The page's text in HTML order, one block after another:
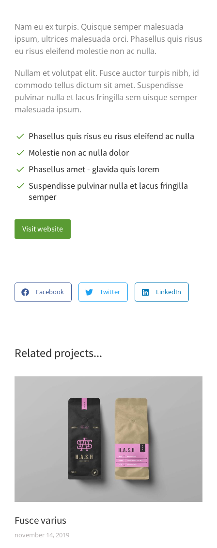
Nam eu ex turpis. Quisque semper malesuada
ipsum, ultrices malesuada orci. Phasellus quis risus
eu risus eleifend molestie non ac nulla.
Nullam et volutpat elit. Fusce auctor turpis nibh, id
commodo tellus dictum sit amet. Suspendisse
pulvinar nulla et lacus fringilla sem uisque semper
malesuada ipsum.
Phasellus quis risus eu risus eleifend ac nulla
Molestie non ac nulla dolor
Phasellus amet - glavida quis lorem
Suspendisse pulvinar nulla et lacus fringilla
semper
Visit website
Facebook Twitter LinkedIn
Related projects...
Fusce varius
november 14, 2019